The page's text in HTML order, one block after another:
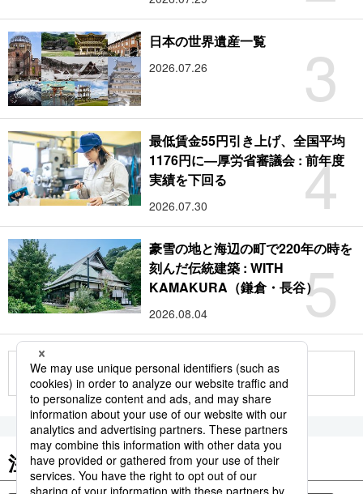
3
日本の世界遺産一覧
2026.07.26
4
最低賃金55円引き上げ、全国平均
1176円に―厚労省審議会 : 前年度
実績を下回る
2026.07.30
5
豪雪の地と海辺の町で220年の時を
刻んだ伝統建築 : WITH
KAMAKURA（鎌倉・長谷）
2026.08.04
もっと見る
注目のキーワード